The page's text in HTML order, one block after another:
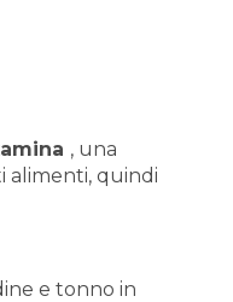
, una
alimenti, quindi
e tonno in